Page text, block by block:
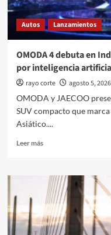
Autos Lanzamientos
OMODA 4 debuta en
por inteligencia
rayo corte agosto 5, 2026
OMODA y JAECOO
SUV compacto que
Asiático....
Leer másLeer
OMODA
debuta
en
Indonesia
con